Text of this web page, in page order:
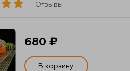
Отзывы
680 ₽
В корзину